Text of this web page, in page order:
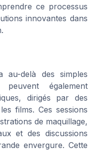
ce processus
innovantes dans
au-delà des simples
également
dirigés par des
films. Ces sessions
de maquillage,
et des discussions
envergure. Cette